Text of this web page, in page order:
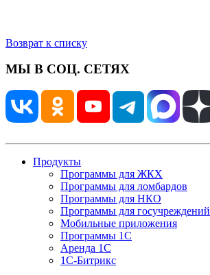
Возврат к списку
МЫ В СОЦ. СЕТЯХ
Продукты
Программы для ЖКХ
Программы для ломбардов
Программы для НКО
Программы для госучреждений
Мобильные приложения
Программы 1С
Аренда 1С
1С-Битрикс